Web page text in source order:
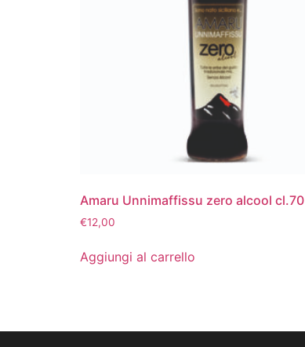
Amaru Unnimaffissu zero alcool cl.70
€12,00
Aggiungi al carrello